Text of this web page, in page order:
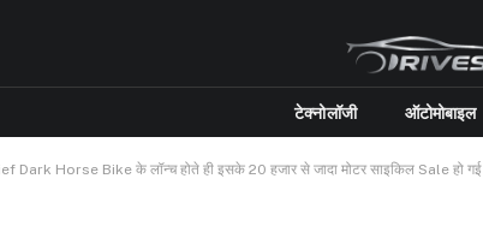
टेक्नोलॉजी ऑटोमोबाइल
Dark Horse Bike के लॉन्च होते ही इसके 20 हजार से जादा मोटर साइकिल Sale हो गई